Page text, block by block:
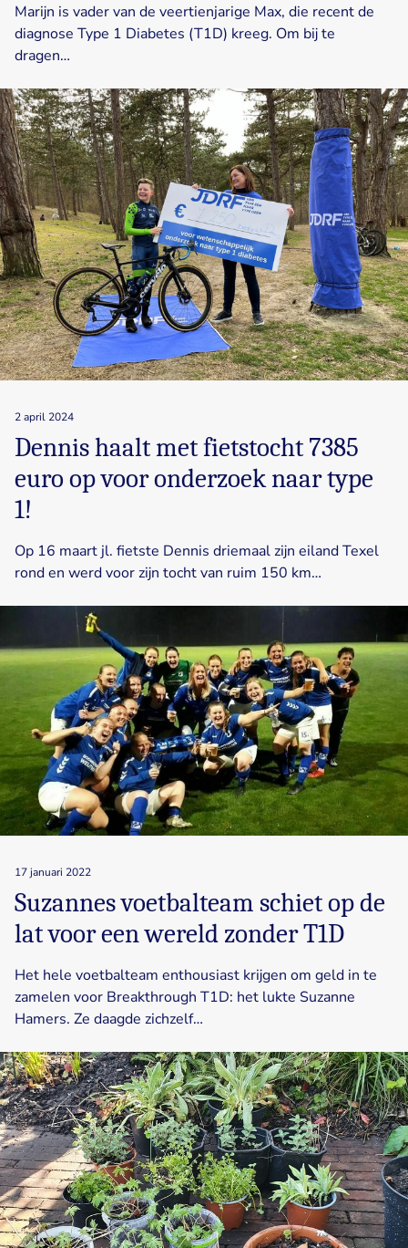
Marijn is vader van de veertienjarige Max, die recent de
diagnose Type 1 Diabetes (T1D) kreeg. Om bij te
dragen…
2 april 2024
Dennis haalt met fietstocht 7385
euro op voor onderzoek naar type
1!
Op 16 maart jl. fietste Dennis driemaal zijn eiland Texel
rond en werd voor zijn tocht van ruim 150 km…
17 januari 2022
Suzannes voetbalteam schiet op de
lat voor een wereld zonder T1D
Het hele voetbalteam enthousiast krijgen om geld in te
zamelen voor Breakthrough T1D: het lukte Suzanne
Hamers. Ze daagde zichzelf…